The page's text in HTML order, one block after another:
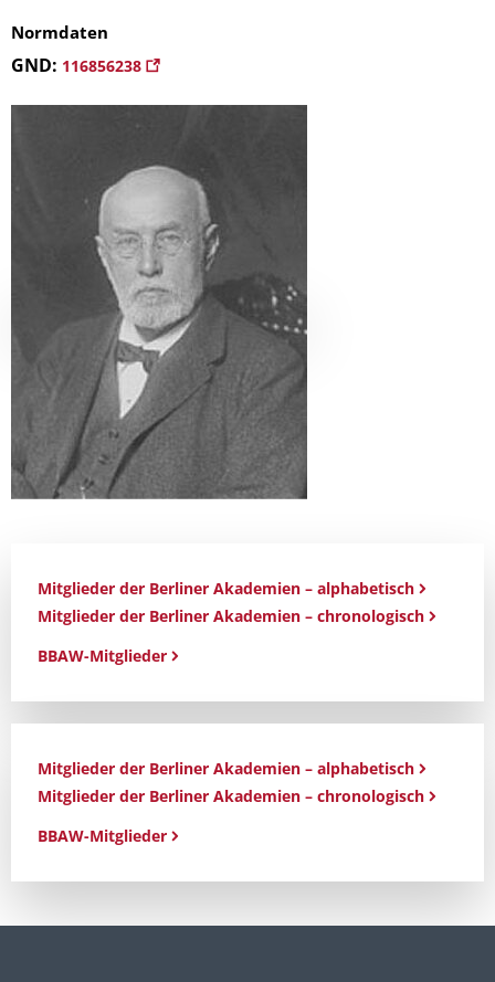
Normdaten
GND: 116856238
Mitglieder der Berliner Akademien – alphabetisch
Mitglieder der Berliner Akademien – chronologisch
BBAW-Mitglieder
Mitglieder der Berliner Akademien – alphabetisch
Mitglieder der Berliner Akademien – chronologisch
BBAW-Mitglieder